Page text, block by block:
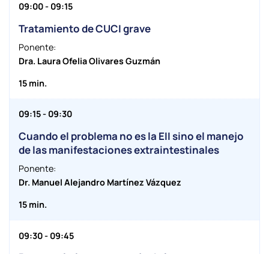
09:00 - 09:15
Tratamiento de CUCI grave
Ponente:
Dra. Laura Ofelia Olivares Guzmán
15 min.
09:15 - 09:30
Cuando el problema no es la EII sino el manejo
de las manifestaciones extraintestinales
Ponente:
Dr. Manuel Alejandro Martínez Vázquez
15 min.
09:30 - 09:45